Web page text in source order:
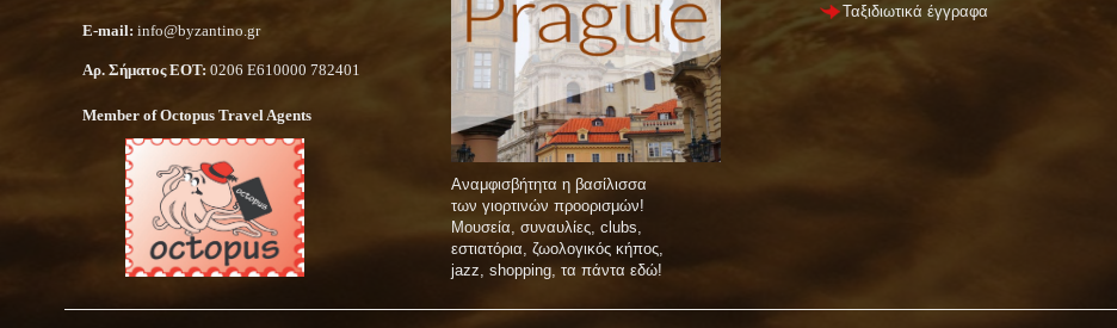
E-mail: info@byzantino.gr
Αρ. Σήματος ΕΟΤ: 0206 Ε610000 782401
Member of Octopus Travel Agents
Αναμφισβήτητα η βασίλισσα
των γιορτινών προορισμών!
Μουσεία, συναυλίες, clubs,
εστιατόρια, ζωολογικός κήπος,
jazz, shopping, τα πάντα εδώ!
Ταξιδιωτικά έγγραφα